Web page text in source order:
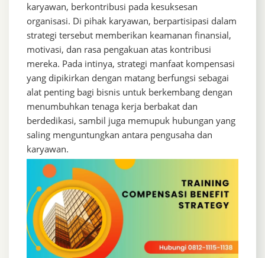
karyawan, berkontribusi pada kesuksesan
organisasi. Di pihak karyawan, berpartisipasi dalam
strategi tersebut memberikan keamanan finansial,
motivasi, dan rasa pengakuan atas kontribusi
mereka. Pada intinya, strategi manfaat kompensasi
yang dipikirkan dengan matang berfungsi sebagai
alat penting bagi bisnis untuk berkembang dengan
menumbuhkan tenaga kerja berbakat dan
berdedikasi, sambil juga memupuk hubungan yang
saling menguntungkan antara pengusaha dan
karyawan.